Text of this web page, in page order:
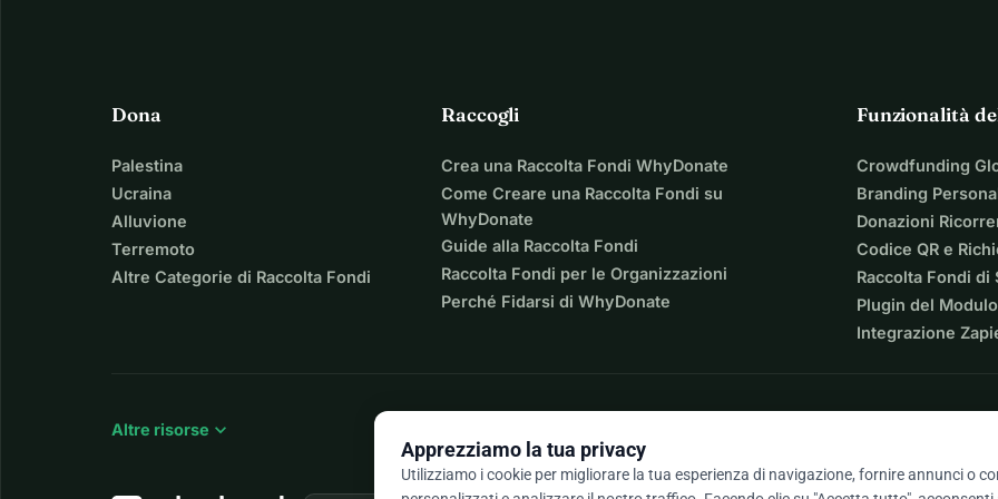
Dona
Palestina
Ucraina
Alluvione
Terremoto
Altre Categorie di Raccolta Fondi
Raccogli
Crea una Raccolta Fondi WhyDonate
Come Creare una Raccolta Fondi su
WhyDonate
Guide alla Raccolta Fondi
Raccolta Fondi per le Organizzazioni
Perché Fidarsi di WhyDonate
Funzionalità
Crowdfunding
Branding
Donazioni
Codice QR e
Raccolta Fondi di
Plugin del
Integrazione
Altre risorse expand_more
Apprezziamo la tua privacy
Utilizziamo i cookie per migliorare la tua esperienza di navigazione, fornire annunci o